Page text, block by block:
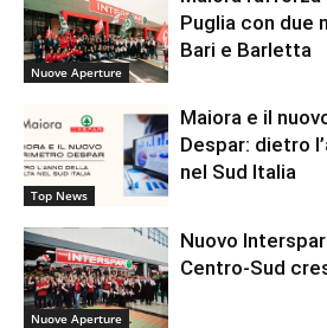
Nuove Aperture
Puglia con due
Bari e Barletta
Top News
Maiora e il
Despar: dietro
nel Sud Italia
Nuove Aperture
Nuovo
Centro-Sud